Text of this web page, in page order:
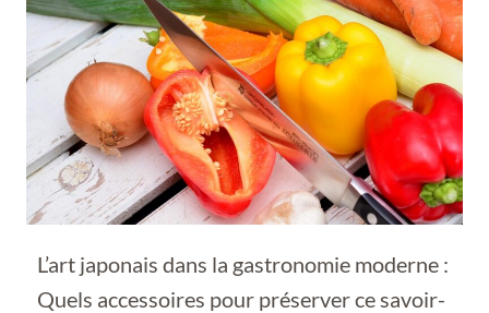
L’art japonais dans la gastronomie moderne :
Quels accessoires pour préserver ce savoir-